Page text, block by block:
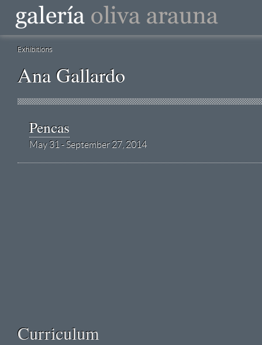
Exhibitions
Ana Gallardo
Pencas
May 31 - September 27, 2014
Curriculum